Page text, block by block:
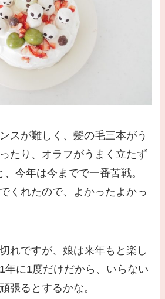
スが難しく、髪の毛三本がう
たり、オラフがうまく立たず
今年は今までで一番苦戦。
くれたので、よかったよかっ
れですが、娘は来年もと楽し
年に1度だけだから、いらない
張るとするかな。